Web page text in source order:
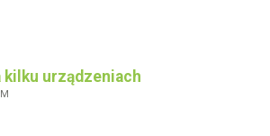
kilku urządzeniach